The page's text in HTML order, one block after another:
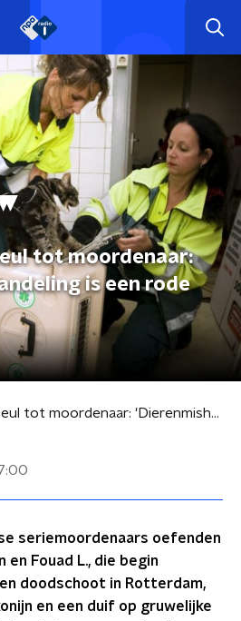
tot moordenaar:
is een rode
Van dierenbeul tot moordenaar: 'Dierenmishandeling is een rode vlag'
seriemoordenaars oefenden
en Fouad L., die begin
doodschoot in Rotterdam,
en een duif op gruwelijke